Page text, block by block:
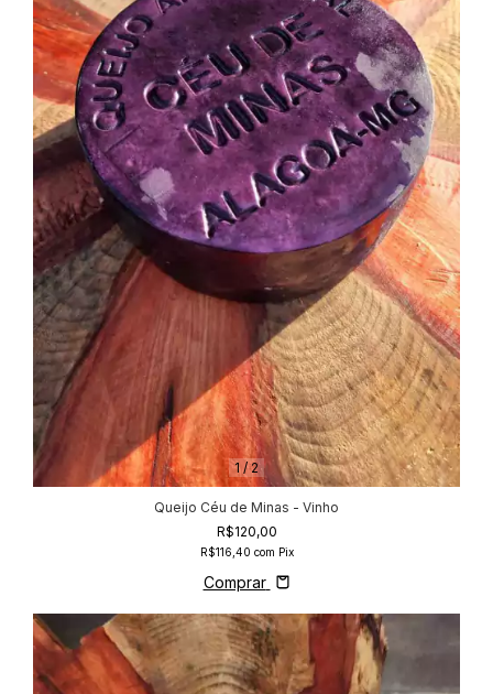
1 /2
Queijo Céu de Minas - Vinho
R$120,00
R$116,40 com Pix
Comprar